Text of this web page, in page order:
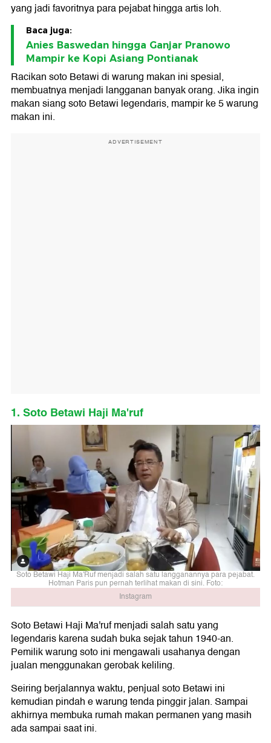
yang jadi favoritnya para pejabat hingga artis loh.
Baca juga:
Anies Baswedan hingga Ganjar Pranowo
Mampir ke Kopi Asiang Pontianak
Racikan soto Betawi di warung makan ini spesial,
membuatnya menjadi langganan banyak orang. Jika ingin
makan siang soto Betawi legendaris, mampir ke 5 warung
makan ini.
ADVERTISEMENT
1. Soto Betawi Haji Ma'ruf
Soto Betawi Haji Ma'Ruf menjadi salah satu langganannya para pejabat.
Hotman Paris pun pernah terlihat makan di sini. Foto:
Instagram
Soto Betawi Haji Ma'ruf menjadi salah satu yang
legendaris karena sudah buka sejak tahun 1940-an.
Pemilik warung soto ini mengawali usahanya dengan
jualan menggunakan gerobak keliling.
Seiring berjalannya waktu, penjual soto Betawi ini
kemudian pindah e warung tenda pinggir jalan. Sampai
akhirnya membuka rumah makan permanen yang masih
ada sampai saat ini.